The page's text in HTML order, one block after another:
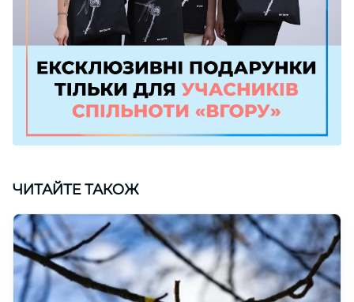
ЧИТАЙТЕ ТАКОЖ